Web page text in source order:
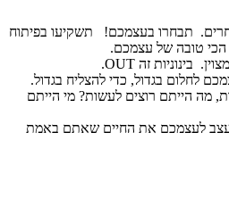
תבחרו בעצמכם! תשקיעו בפיתוח
הכי טובה של עצמכם.
בינוניות זה OUT
.
לחלום בגדול, כדי להצליח בגדול.
מה הייתם רוצים לעשות? מי הייתם
לעצמכם את החיים שאתם באמת